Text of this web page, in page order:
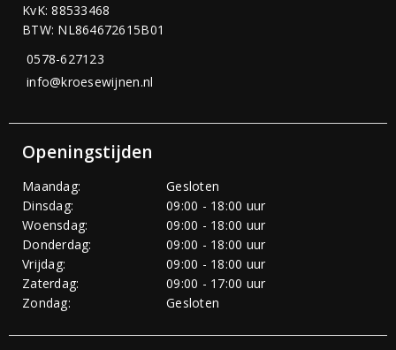
KvK: 88533468
BTW: NL864672615B01
0578-627123
info@kroesewijnen.nl
Openingstijden
Maandag:
Gesloten
Dinsdag:
09:00 - 18:00 uur
Woensdag:
09:00 - 18:00 uur
Donderdag:
09:00 - 18:00 uur
Vrijdag:
09:00 - 18:00 uur
Zaterdag:
09:00 - 17:00 uur
Zondag:
Gesloten